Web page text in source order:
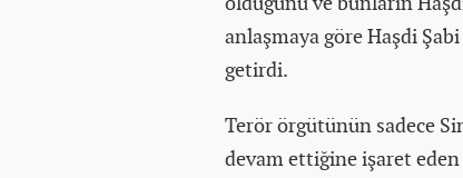
anlaşmaya göre Haşdi
getirdi.
Terör örgütünün sadece
devam ettiğine işaret eden